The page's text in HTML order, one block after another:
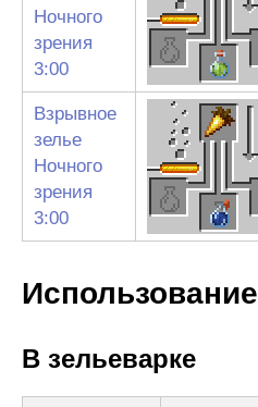
Ночного
зрения
3:00
Взрывное
зелье
Ночного
зрения
3:00
Использование
В зельеварке